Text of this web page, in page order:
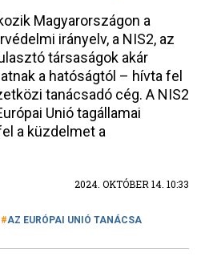
Magyarországon a
irányelv, a NIS2, az
társaságok akár
a hatóságtól – hívta fel
tanácsadó cég. A NIS2
Unió tagállamai
a küzdelmet a
2024. OKTÓBER 14. 10:33
AZ EURÓPAI UNIÓ TANÁCSA